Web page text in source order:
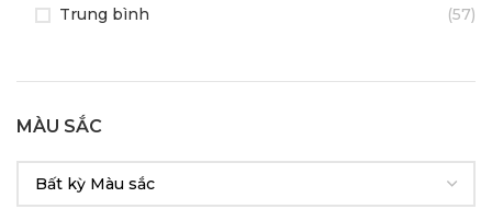
Trung bình
(57)
MÀU SẮC